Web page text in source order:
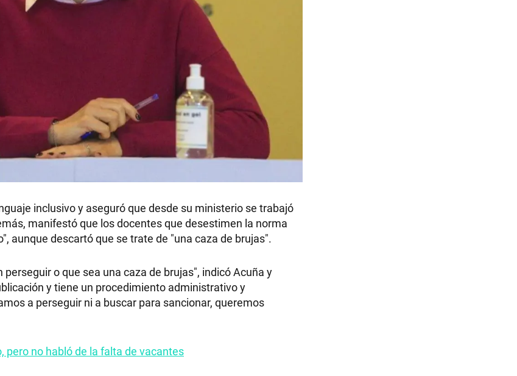
inclusivo y aseguró que desde su ministerio se trabajó
manifestó que los docentes que desestimen la norma
aunque descartó que se trate de "una caza de brujas".
o que sea una caza de brujas", indicó Acuña y
y tiene un procedimiento administrativo y
a perseguir ni a buscar para sancionar, queremos
pero no habló de la falta de vacantes
PALABRAS
HORÓSCOPO